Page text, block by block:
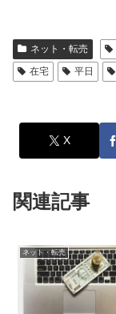
ネット・転売
在宅
平日
X
関連記事
ネット・転売